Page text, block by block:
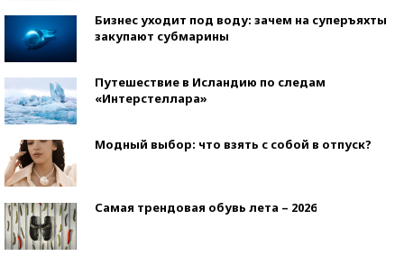
Бизнес уходит под воду: зачем на суперъяхты
закупают субмарины
Путешествие в Исландию по следам
«Интерстеллара»
Модный выбор: что взять с собой в отпуск?
Самая трендовая обувь лета – 2026